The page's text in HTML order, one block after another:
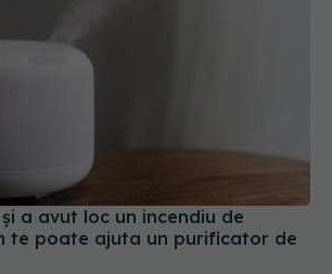
a avut loc un incendiu de
te poate ajuta un purificator de